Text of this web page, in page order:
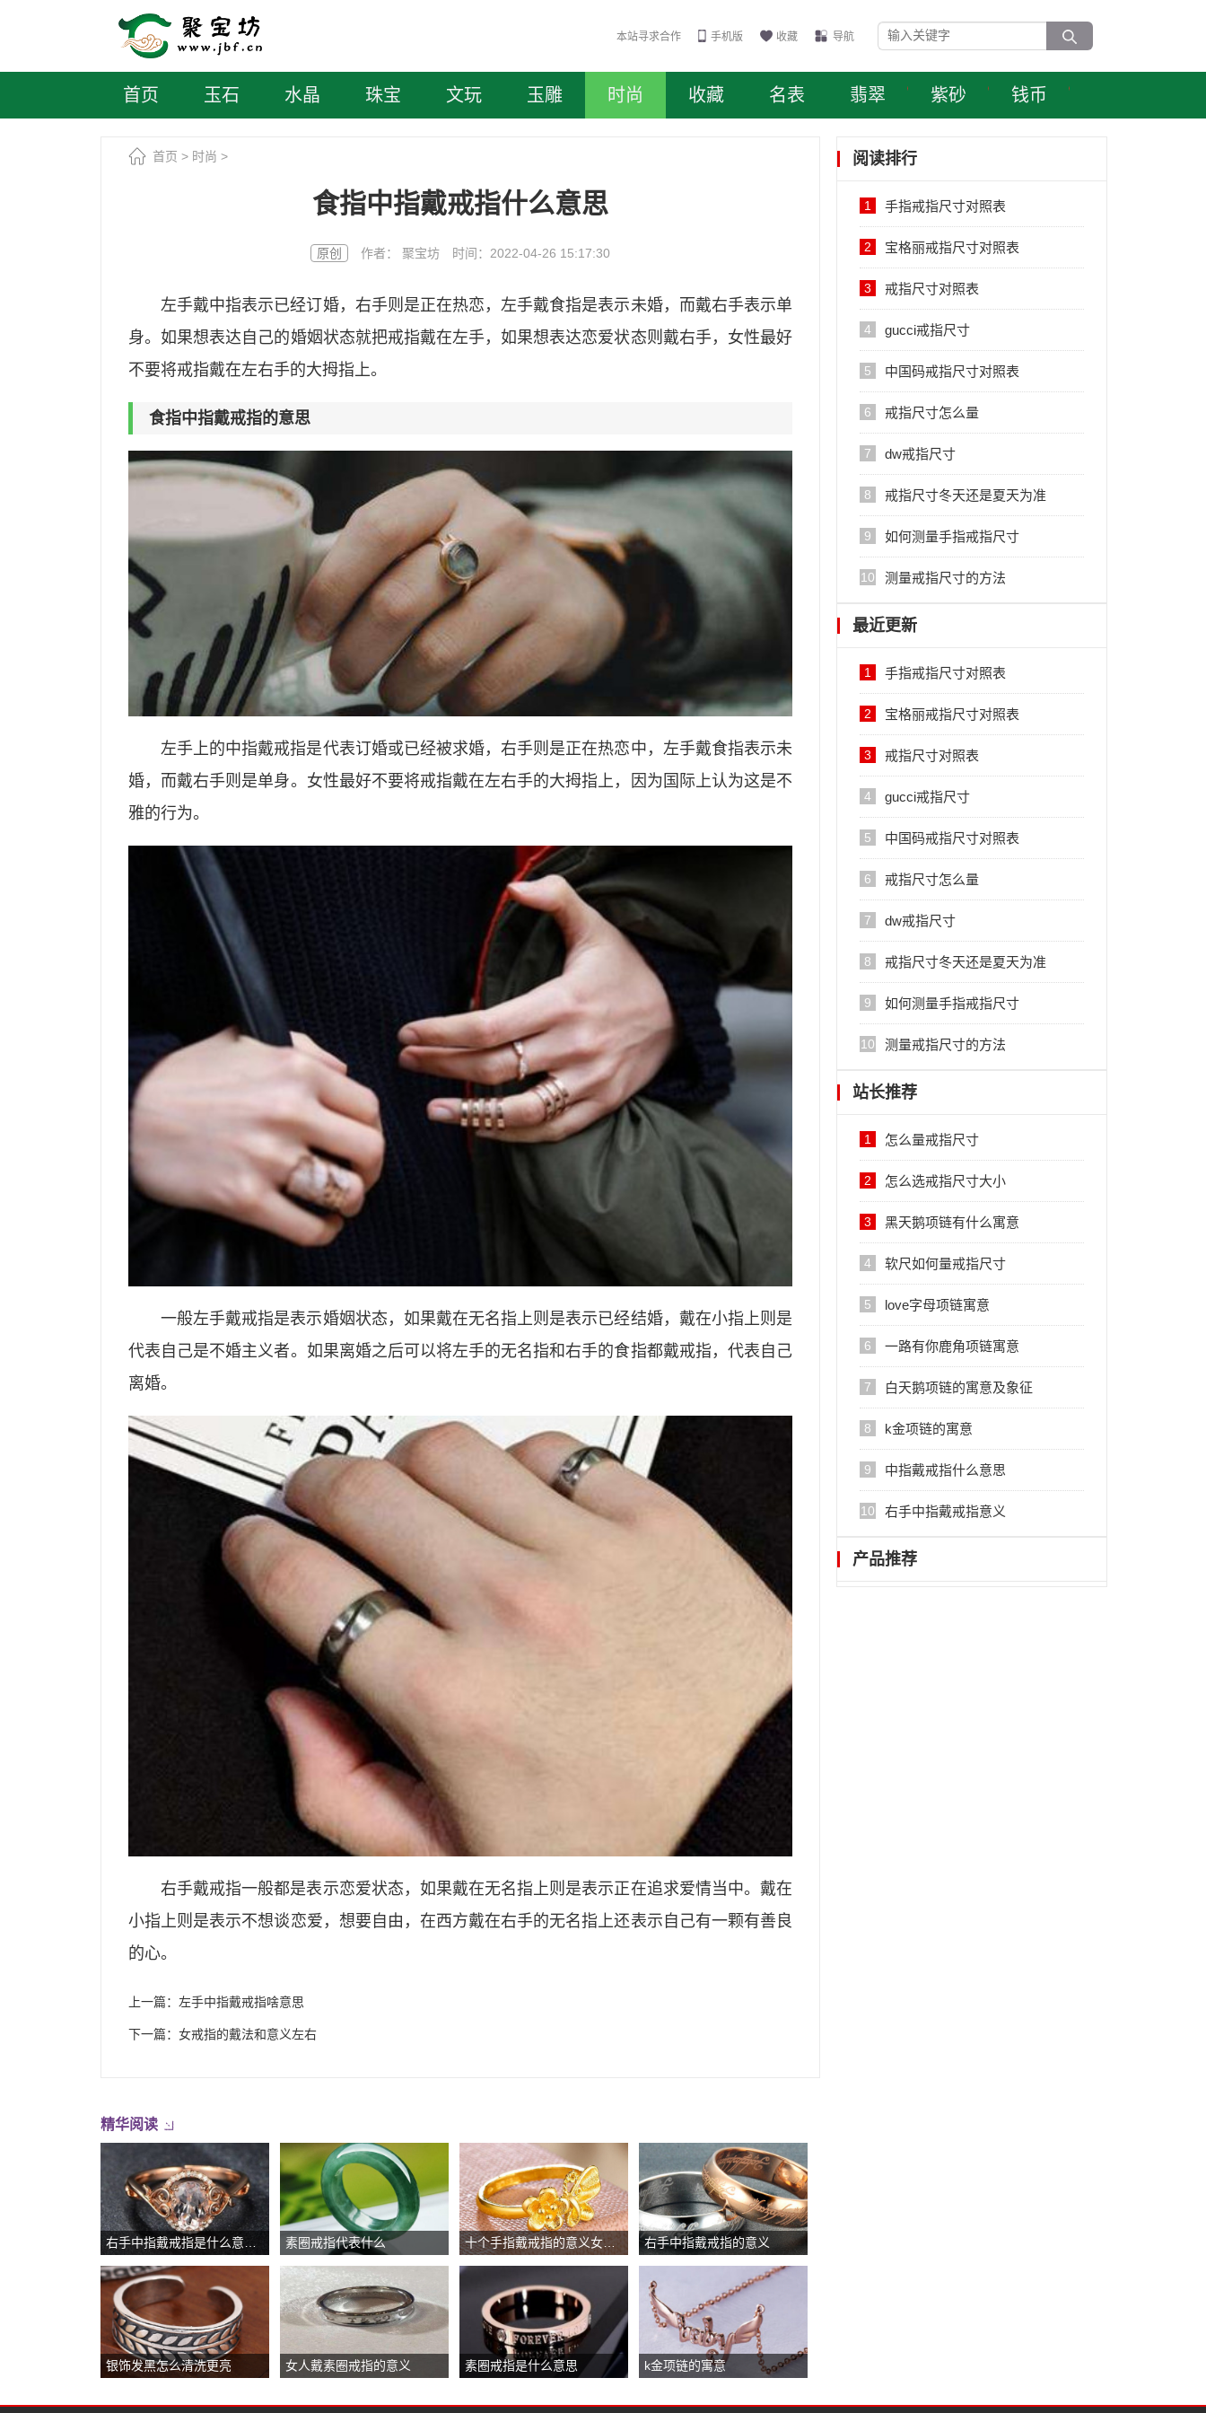
本站寻求合作 手机版 收藏 导航
首页 玉石 水晶 珠宝 文玩 玉雕 时尚 收藏 名表 翡翠 紫砂 钱币
首页 > 时尚 >
食指中指戴戒指什么意思
原创 作者： 聚宝坊 时间：2022-04-26 15:17:30
左手戴中指表示已经订婚，右手则是正在热恋，左手戴食指是表示未婚，而戴右手表示单
身。如果想表达自己的婚姻状态就把戒指戴在左手，如果想表达恋爱状态则戴右手，女性最好
不要将戒指戴在左右手的大拇指上。
食指中指戴戒指的意思
左手上的中指戴戒指是代表订婚或已经被求婚，右手则是正在热恋中，左手戴食指表示未
婚，而戴右手则是单身。女性最好不要将戒指戴在左右手的大拇指上，因为国际上认为这是不
雅的行为。
一般左手戴戒指是表示婚姻状态，如果戴在无名指上则是表示已经结婚，戴在小指上则是
代表自己是不婚主义者。如果离婚之后可以将左手的无名指和右手的食指都戴戒指，代表自己
离婚。
右手戴戒指一般都是表示恋爱状态，如果戴在无名指上则是表示正在追求爱情当中。戴在
小指上则是表示不想谈恋爱，想要自由，在西方戴在右手的无名指上还表示自己有一颗有善良
的心。
上一篇： 左手中指戴戒指啥意思
下一篇： 女戒指的戴法和意义左右
精华阅读
素圈戒指代表什么 十个手指戴戒指的意义女生，小指单身无名指婚姻 右手中指戴戒指的意义
银饰发黑怎么清洗更亮 女人戴素圈戒指的意义 素圈戒指是什么意思 k金项链的寓意
阅读排行
1 手指戒指尺寸对照表
2 宝格丽戒指尺寸对照表
3 戒指尺寸对照表
4 gucci戒指尺寸
5 中国码戒指尺寸对照表
6 戒指尺寸怎么量
7 dw戒指尺寸
8 戒指尺寸冬天还是夏天为准
9 如何测量手指戒指尺寸
10 测量戒指尺寸的方法
最近更新
1 手指戒指尺寸对照表
2 宝格丽戒指尺寸对照表
3 戒指尺寸对照表
4 gucci戒指尺寸
5 中国码戒指尺寸对照表
6 戒指尺寸怎么量
7 dw戒指尺寸
8 戒指尺寸冬天还是夏天为准
9 如何测量手指戒指尺寸
10 测量戒指尺寸的方法
站长推荐
1 怎么量戒指尺寸
2 怎么选戒指尺寸大小
3 黑天鹅项链有什么寓意
4 软尺如何量戒指尺寸
5 love字母项链寓意
6 一路有你鹿角项链寓意
7 白天鹅项链的寓意及象征
8 k金项链的寓意
9 中指戴戒指什么意思
10 右手中指戴戒指意义
产品推荐